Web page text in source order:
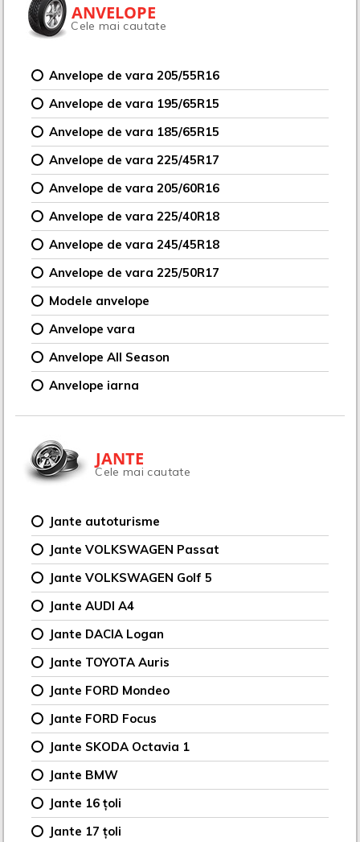
ANVELOPE
Cele mai cautate
Anvelope de vara 205/55R16
Anvelope de vara 195/65R15
Anvelope de vara 185/65R15
Anvelope de vara 225/45R17
Anvelope de vara 205/60R16
Anvelope de vara 225/40R18
Anvelope de vara 245/45R18
Anvelope de vara 225/50R17
Modele anvelope
Anvelope vara
Anvelope All Season
Anvelope iarna
JANTE
Cele mai cautate
Jante autoturisme
Jante VOLKSWAGEN Passat
Jante VOLKSWAGEN Golf 5
Jante AUDI A4
Jante DACIA Logan
Jante TOYOTA Auris
Jante FORD Mondeo
Jante FORD Focus
Jante SKODA Octavia 1
Jante BMW
Jante 16 țoli
Jante 17 țoli